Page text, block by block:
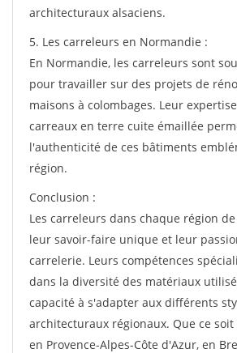
architecturaux alsaciens.
5. Les carreleurs en Normandie :
En Normandie, les carreleurs sont
pour travailler sur des projets de
maisons à colombages. Leur
carreaux en terre cuite émaillée
l'authenticité de ces bâtiments
région.
Conclusion :
Les carreleurs dans chaque région
leur savoir-faire unique et leur
carrelerie. Leurs compétences
dans la diversité des matériaux
capacité à s'adapter aux différents
architecturaux régionaux. Que ce soit
en Provence-Alpes-Côte d'Azur, en